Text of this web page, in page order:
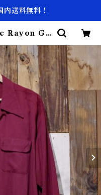
送料無料！
Rayon Ga
通販】